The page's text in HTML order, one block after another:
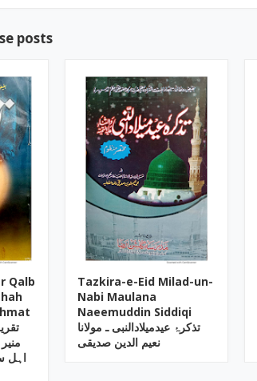
posts
Qalb
اہل
Tazkira-e-Eid Milad-un-
Nabi Maulana
Naeemuddin Siddiqi
تذکرۂ عیدمیلادالنبی ـ مولانا
نعیم الدین صدیقی